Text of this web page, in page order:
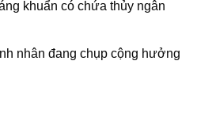
khuẩn có chứa thủy ngân
nhân đang chụp cộng hưởng